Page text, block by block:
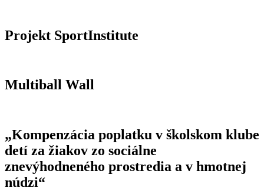
Projekt SportInstitute
Multiball Wall
„Kompenzácia poplatku v školskom klube
detí za žiakov zo sociálne
znevýhodneného prostredia a v hmotnej
núdzi“